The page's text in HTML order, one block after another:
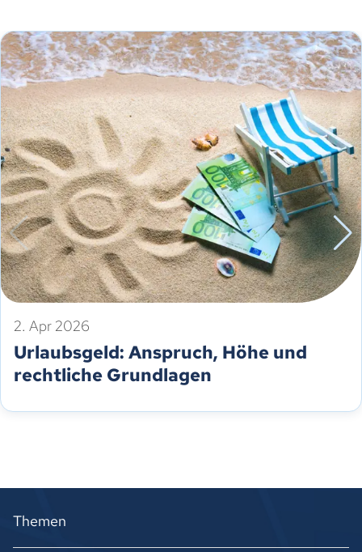
2. Apr 2026
Urlaubsgeld: Anspruch, Höhe und
rechtliche Grundlagen
Themen